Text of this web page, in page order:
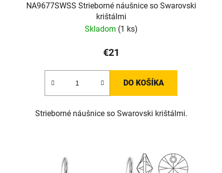
NA9677SWSS Strieborné náušnice so Swarovski
krištálmi
Skladom (1 ks)
€21
DO KOŠÍKA
Strieborné náušnice so Swarovski krištálmi.